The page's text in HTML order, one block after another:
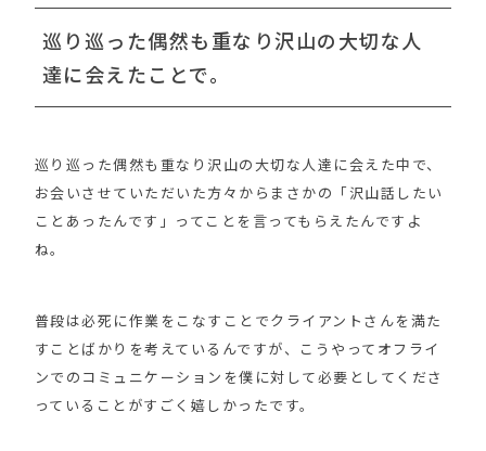
巡り巡った偶然も重なり沢山の大切な人
達に会えたことで。
巡り巡った偶然も重なり沢山の大切な人達に会えた中で、
お会いさせていただいた方々からまさかの「沢山話したい
ことあったんです」ってことを言ってもらえたんですよ
ね。
普段は必死に作業をこなすことでクライアントさんを満た
すことばかりを考えているんですが、こうやってオフライ
ンでのコミュニケーションを僕に対して必要としてくださ
っていることがすごく嬉しかったです。